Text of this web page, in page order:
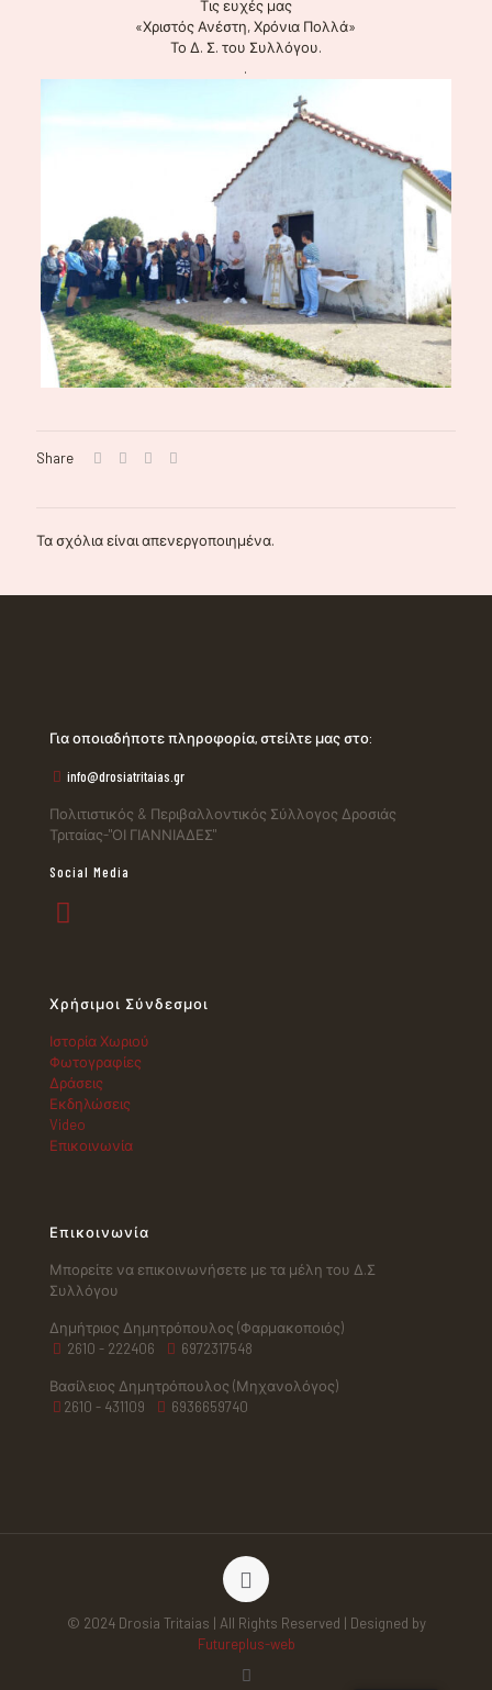
Τις ευχές μας
«Χριστός Ανέστη, Χρόνια Πολλά»
Το Δ. Σ. του Συλλόγου.
.
Share
Τα σχόλια είναι απενεργοποιημένα.
Για οποιαδήποτε πληροφορία, στείλτε μας στο:
info@drosiatritaias.gr
Πολιτιστικός & Περιβαλλοντικός Σύλλογος Δροσιάς
Τριταίας-"ΟΙ ΓΙΑΝΝΙΑΔΕΣ"
Social Media
Χρήσιμοι Σύνδεσμοι
Ιστορία Χωριού
Φωτογραφίες
Δράσεις
Εκδηλώσεις
Video
Επικοινωνία
Επικοινωνία
Μπορείτε να επικοινωνήσετε με τα μέλη του Δ.Σ
Συλλόγου
Δημήτριος Δημητρόπουλος (Φαρμακοποιός)
2610 - 222406
6972317548
Βασίλειος Δημητρόπουλος (Μηχανολόγος)
2610 - 431109
6936659740
© 2024 Drosia Tritaias | All Rights Reserved | Designed by
Futureplus-web